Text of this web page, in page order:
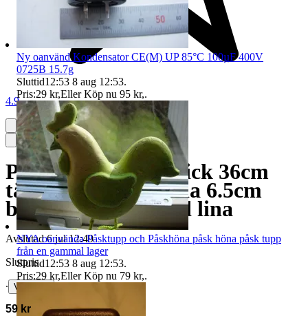
4.9
Pimpelspö fin nyskick 36cm
tävlingsspö 58.3g dia 6.5cm
balans vertikal med lina
Avslutad 6 jul 12:49
Slutpris
∙ Visa bud
59 kr
Ny oanvänd Kondensator CE(M) UP 85°C 100µF 400V
0725B 15.7g
Sluttid12:53 8 aug 12:53.
Pris:29 kr,Eller Köp nu 95 kr,.
NYA oanvända Påsktupp och Påskhöna påsk höna påsk tupp
från en gammal lager
Sluttid12:53 8 aug 12:53.
Pris:29 kr,Eller Köp nu 79 kr,.